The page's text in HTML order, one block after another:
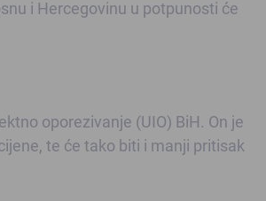
i Hercegovinu u potpunosti će
oporezivanje (UIO) BiH. On je
te će tako biti i manji pritisak